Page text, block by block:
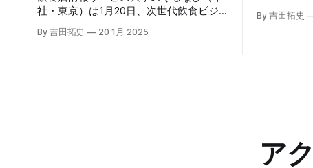
社・東京）は1月20日、次世代飲食ビジ
ネスの基盤構築をめざす「ぐるなびNext
プロジェクト」の初成果として、新たな
By 吉田拓史 20 1月 2025
いる。そ
たに発表し
By 吉田拓史
ア